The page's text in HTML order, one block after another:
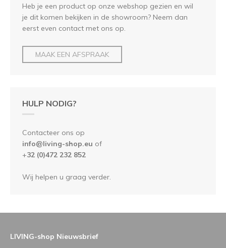
Heb je een product op onze webshop gezien en wil
je dit komen bekijken in de showroom? Neem dan
eerst even contact met ons op.
MAAK EEN AFSPRAAK
HULP NODIG?
Contacteer ons op
info@living-shop.eu of
+32 (0)472 232 852
Wij helpen u graag verder.
LIVING-shop Nieuwsbrief